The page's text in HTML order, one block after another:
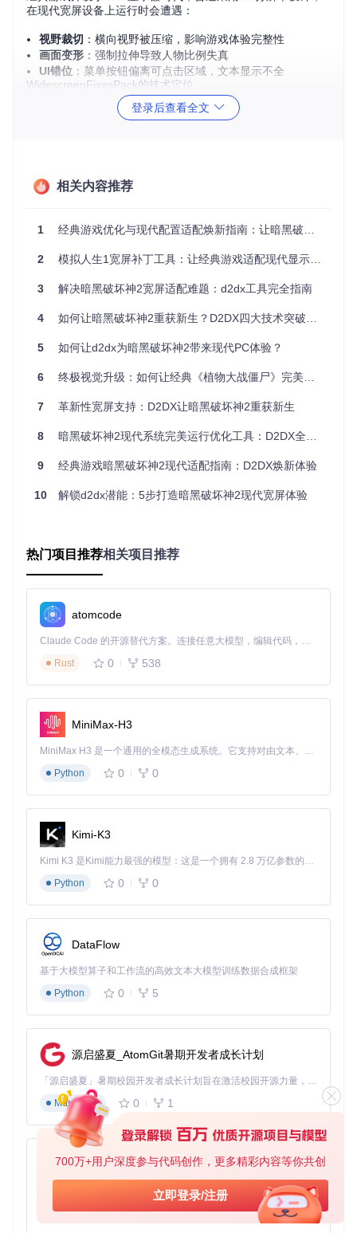
700万+用户深度参与代码创作，更多精彩内容等你共创
立即登录/注册
在现代宽屏设备上运行时会遭遇：
视野裁切 ：横向视野被压缩，影响游戏体验完整性
画面变形 ：强制拉伸导致人物比例失真
UI错位 ：菜单按钮偏离可点击区域，文本显示不全
WidescreenFixesPack的技术定位
作为开源游戏画面优化插件集合，该项目通过动态二进制修改
技术，在不改变游戏原始代码的前提下，实现：
UI元素坐标系统转换
显示适配技术原理深度解析
分辨率适配的底层实现
WidescreenFixesPack采用内存补丁技术，通过以下步骤实现
// 伪代码示意：修改游戏分辨率设置
void
PatchResolution () {
// 查找游戏分辨率设置内存地址
uintptr_t resolutionAddr = FindPattern
"8B 45 0C 89
// 替换为宽屏分辨率
WriteMemory
(resolutionAddr + ,
// 宽度
WriteMemory(resolutionAddr + 8, 1080); // 高度
1, 0, 0, 0, 0, 1]
优化16:9矩阵：
0, 1, 0, 0, 0, 0, 1]
UI元素重定位算法
标转为屏幕百分比定位：
原始坐标：(x, y)（基于640×480分辨率）
= y * (targetHeight / 480)
经典游戏适配案例库
开放世界游戏代表：《侠盗猎车手3》
技术方案：
重绘菜单背景纹理，替换为1920×1080分辨率素材
修正车辆物理引擎的宽屏适配参数
潜入类游戏代表：《细胞分裂：双重间谍》
修正投影矩阵防止画面拉伸
调整HUD元素布局，保持关键信息在可视区域
优化光影效果在宽屏模式下的渲染精度
动作冒险游戏代表：《侠盗猎车手：圣安地列斯》
适配难点
技术方案：
实现动态视距调整系统
优化远景LOD加载机制
重制标题画面为宽屏比例
跨平台兼容性测试报告
登录后查看全文
相关内容推荐
1 经典游戏优化与现代配置适配焕新指南：让暗黑破坏神2重获新生
2 模拟人生1宽屏补丁工具：让经典游戏适配现代显示器的完整方案
3 解决暗黑破坏神2宽屏适配难题：d2dx工具完全指南
4 如何让暗黑破坏神2重获新生？D2DX四大技术突破实现60帧高清体验
5 如何让d2dx为暗黑破坏神2带来现代PC体验？
6 终极视觉升级：如何让经典《植物大战僵尸》完美适配现代宽屏显示器
7 革新性宽屏支持：D2DX让暗黑破坏神2重获新生
8 暗黑破坏神2现代系统完美运行优化工具：D2DX全面配置指南
9 经典游戏暗黑破坏神2现代适配指南：D2DX焕新体验
10 解锁d2dx潜能：5步打造暗黑破坏神2现代宽屏体验
热门项目推荐相关项目推荐
atomcode
Claude Code 的开源替代方案。连接任意大模型，编辑代码，运行命令，自动验证 — 全自动执行。用 Rust 构建，极致性能。 ｜ An open-source alternative to Claude Code. Connect any LLM, edit code, run commands, and verify changes — autonomously. Built in Rust for speed. Get Started
Rust
0 538
MiniMax-H3
MiniMax H3 是一个通用的全模态生成系统。它支持对由文本、图像、视频和音频组成的多模态上下文进行统一理解，并能生成分辨率高达 2K、时长可达 15 秒的带原生立体声音频的视频。得益于面向任务泛化的系统设计，H3 在预训练阶段就已具备广泛的多模态上下文理解与生成能力，能够出色地执行复杂的多模态指令。
Python
0 0
Kimi-K3
Kimi K3 是Kimi能力最强的模型：这是一个拥有 2.8 万亿参数的混合专家（MoE）模型，具备原生视觉理解能力，并支持 100 万 token 的上下文窗口。
Python
0 0
DataFlow
基于大模型算子和工作流的高效文本大模型训练数据合成框架
Python
0 5
源启盛夏_AtomGit暑期开发者成长计划
「源启盛夏」暑期校园开发者成长计划旨在激活校园开源力量，通过积分激励、认证扶持、资源倾斜等形式，引导高校组织和开发者完成「入驻 — 建项目 — 做贡献 — 获认证 — 得资源」的完整闭环。无论你是想带领社团入驻平台的组织者，还是希望用代码贡献证明自己的开发者，都能在这里找到属于你的成长路径。
Markdown
0 1
py-xiaozhi
基于Python的Xiaozhi AI，适用于想要完整Xiaozhi体验而无需拥有专用硬件的用户。
Python
0 1